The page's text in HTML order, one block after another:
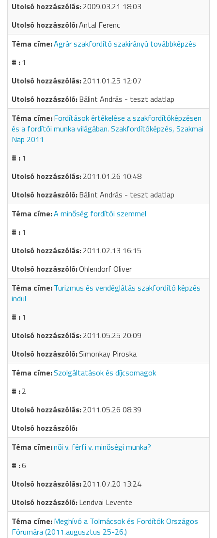
2009.03.21 18:03
Antal Ferenc
Agrár szakfordító szakirányú továbbképzés
1
2011.01.25 12:07
Bálint András - teszt adatlap
Fordítások értékelése a szakfordítóképzésen
és a fordítói munka világában. Szakfordítóképzés, Szakmai
Nap 2011
1
2011.01.26 10:48
Bálint András - teszt adatlap
A minőség fordítói szemmel
1
2011.02.13 16:15
Ohlendorf Oliver
Turizmus és vendéglátás szakfordító képzés
indul
1
2011.05.25 20:09
Simonkay Piroska
Szolgáltatások és díjcsomagok
2
2011.05.26 08:39
női v. férfi v. minőségi munka?
6
2011.07.20 13:24
Lendvai Levente
Meghívó a Tolmácsok és Fordítók Országos
Fórumára (2011.augusztus 25-26.)